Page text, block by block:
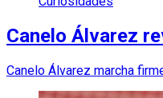
Canelo Álvarez
Canelo Álvarez marcha